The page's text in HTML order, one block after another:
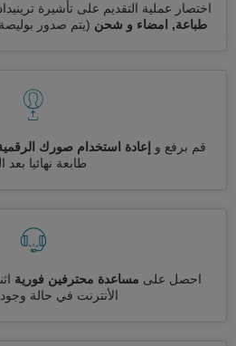
اختصار عملية التقديم على تأشيرة
طباعة, امضاء و شحن (يتم صدور بوليصة
قم برفع و إعادة استخدام صورك
طابعة نهائيا بعد
احصل على مساعدة محترفين فورية
الأنترنت في حالة